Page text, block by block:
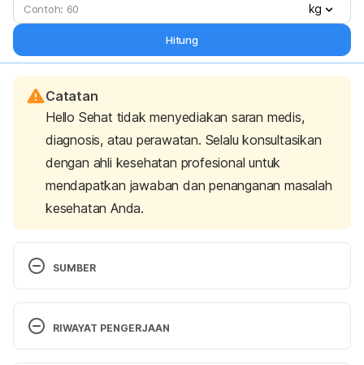
kg
Hitung
Catatan
Hello Sehat tidak menyediakan saran medis,
diagnosis, atau perawatan. Selalu konsultasikan
dengan ahli kesehatan profesional untuk
mendapatkan jawaban dan penanganan masalah
kesehatan Anda.
SUMBER
https://www.verywellfit.com/squat-jumps-build-
agility-and-power-3120594 diakses pada 13
RIWAYAT PENGERJAAN